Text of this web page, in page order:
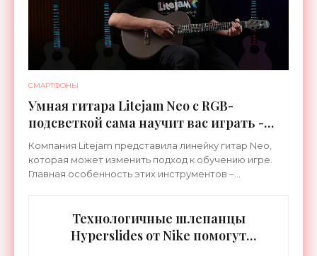
СМАРТФОНЫ
Умная гитара Litejam Neo с RGB-
подсветкой сама научит вас играть -
«Гаджеты»
Компания Litejam представила линейку гитар Neo,
которая может изменить подход к обучению игре.
Главная особенность этих инструментов –
Технологичные шлепанцы
Hyperslides от Nike помогут